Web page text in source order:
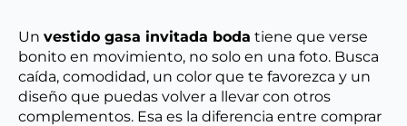
Un vestido gasa invitada boda tiene que verse
bonito en movimiento, no solo en una foto. Busca
caída, comodidad, un color que te favorezca y un
diseño que puedas volver a llevar con otros
complementos. Esa es la diferencia entre comprar